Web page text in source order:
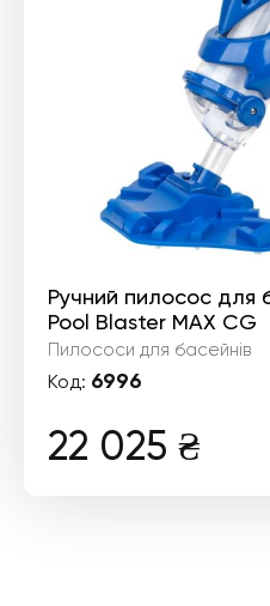
Ручний пилосос для
Pool Blaster MAX CG
Пилососи для басейнів
Код: 6996
22 025 ₴